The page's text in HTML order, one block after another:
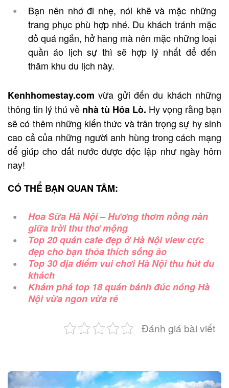
Bạn nên nhớ đi nhẹ, nói khẽ và mặc những
trang phục phù hợp nhé. Du khách tránh mặc
đồ quá ngắn, hở hang mà nên mặc những loại
quần áo lịch sự thì sẽ hợp lý nhất để đến
thăm khu du lịch này.
Kenhhomestay.com vừa gửi đến du khách những
thông tin lý thú về nhà tù Hỏa Lò. Hy vọng rằng bạn
sẽ có thêm những kiến thức và trân trọng sự hy sinh
cao cả của những người anh hùng trong cách mạng
để giúp cho đất nước được độc lập như ngày hôm
nay!
CÓ THỂ BẠN QUAN TÂM:
Hoa Sữa Hà Nội – Hương thơm nồng nàn
giữa trời thu thơ mộng
Top 20 quán cafe đẹp ở Hà Nội view cực
đẹp cho bạn thỏa thích sống ảo
Top 30 địa điểm vui chơi Hà Nội thu hút du
khách
Khám phá top 18 quán bánh đúc nóng Hà
Nội vừa ngon vừa rẻ
Đánh giá bài viết
Post